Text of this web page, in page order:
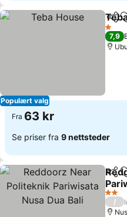
Populært valg
Del
1
7,9
Fra 63 kr
Se priser fra 9 nettsteder
Del
2
/